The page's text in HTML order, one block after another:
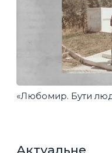
«Любомир. Бути
Актуальне